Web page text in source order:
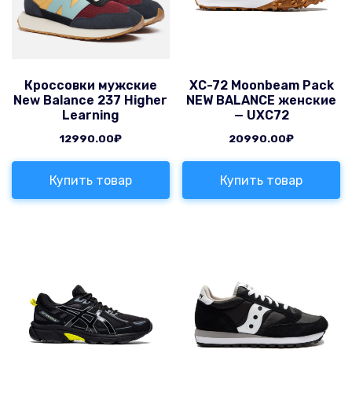
Кроссовки мужские
New Balance 237 Higher
Learning
12990.00₽
Купить товар
XC-72 Moonbeam Pack
NEW BALANCE женские
— UXC72
20990.00₽
Купить товар